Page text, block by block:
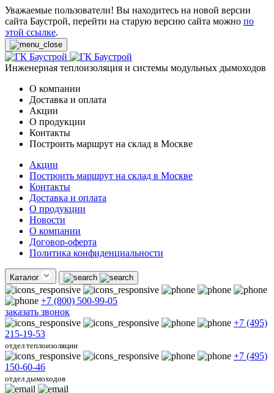
Уважаемые пользователи! Вы находитесь на новой версии
сайта Баустрой, перейти на старую версию сайта можно по
этой ссылке.
Инженерная теплоизоляция и системы модульных дымоходов
О компании
Доставка и оплата
Акции
О продукции
Контакты
Построить маршрут на склад в Москве
Акции
Построить маршрут на склад в Москве
Контакты
Доставка и оплата
О продукции
Новости
О компании
Договор-оферта
Политика конфиденциальности
Каталог
+7 (800) 500-99-05
заказать звонок
+7 (495)
215-19-53
отдел теплоизоляции
+7 (495)
150-60-46
отдел дымоходов